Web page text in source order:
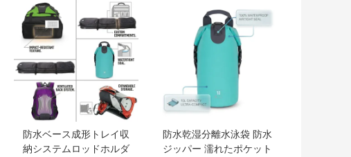
防水ベース成形トレイ収
納システムロッドホルダ
ベストプライス
防水乾湿分離水泳袋 防水
ジッパー 濡れたポケット